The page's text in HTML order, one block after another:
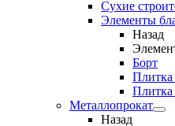
Сухие
Элементы
Назад
Борт
Плитка
Плитка
Металлопрокат
Назад